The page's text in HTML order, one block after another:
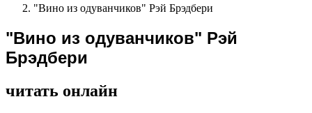
"Вино из одуванчиков" Рэй Брэдбери
"Вино из одуванчиков" Рэй
Брэдбери
читать онлайн